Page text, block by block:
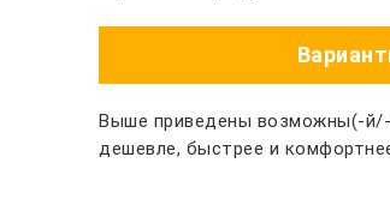
Выше приведены возможны(-й/-
дешевле, быстрее и